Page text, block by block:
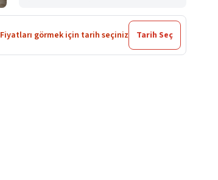
Fiyatları görmek için tarih seçiniz Tarih Seç